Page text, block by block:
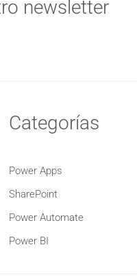
newsletter
Categorías
Power Apps
SharePoint
Power Automate
Power BI